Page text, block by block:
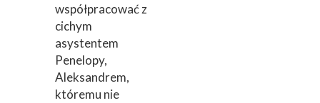
współpracować z
cichym
asystentem
Penelopy,
Aleksandrem,
któremu nie